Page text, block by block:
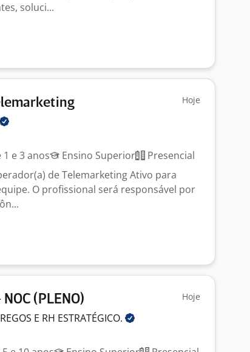
soluci...
Hoje
1 e 3 anos Ensino Superior
Presencial
de Telemarketing Ativo para
O profissional será responsável por
(PLENO) Hoje
E RH ESTRATÉGICO.